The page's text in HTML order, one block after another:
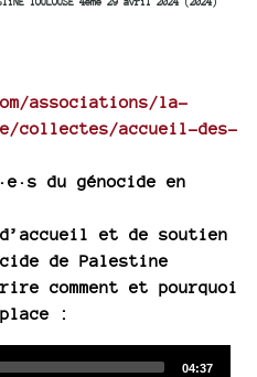
associations/la-
collectes/accueil-des-
du génocide en
d’accueil et de soutien
de Palestine
comment et pourquoi
place :
Total
04:37